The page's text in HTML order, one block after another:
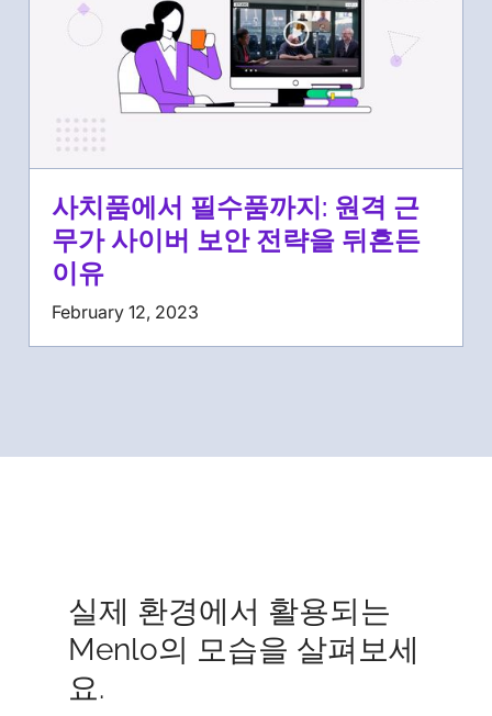
사치품에서 필수품까지: 원격 근
무가 사이버 보안 전략을 뒤흔든
이유
February 12, 2023
실제 환경에서 활용되는
Menlo의 모습을 살펴보세
요.